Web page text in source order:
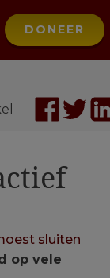
DONEER
sluiten
op vele